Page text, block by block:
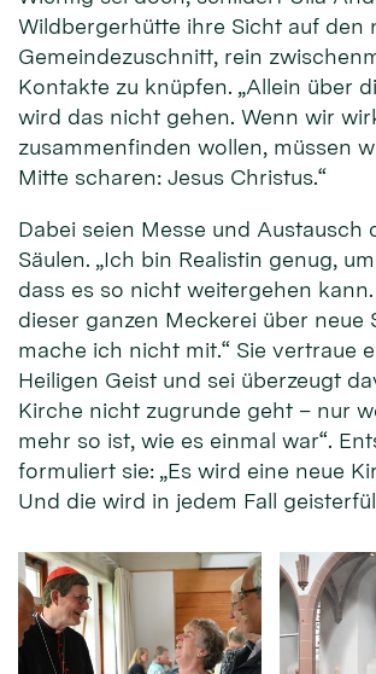
Wildbergerhütte ihre Sicht auf den
Gemeindezuschnitt, rein
Kontakte zu knüpfen. „Allein über
wird das nicht gehen. Wenn wir
zusammenfinden wollen, müssen
Mitte scharen: Jesus Christus.“
Dabei seien Messe und Austausch
Säulen. „Ich bin Realistin genug,
dass es so nicht weitergehen
dieser ganzen Meckerei über neue
mache ich nicht mit.“ Sie vertraue
Heiligen Geist und sei überzeugt
Kirche nicht zugrunde geht – nur
mehr so ist, wie es einmal war“.
formuliert sie: „Es wird eine neue
Und die wird in jedem Fall